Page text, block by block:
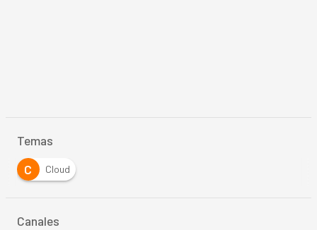
Temas
C
Cloud
Canales